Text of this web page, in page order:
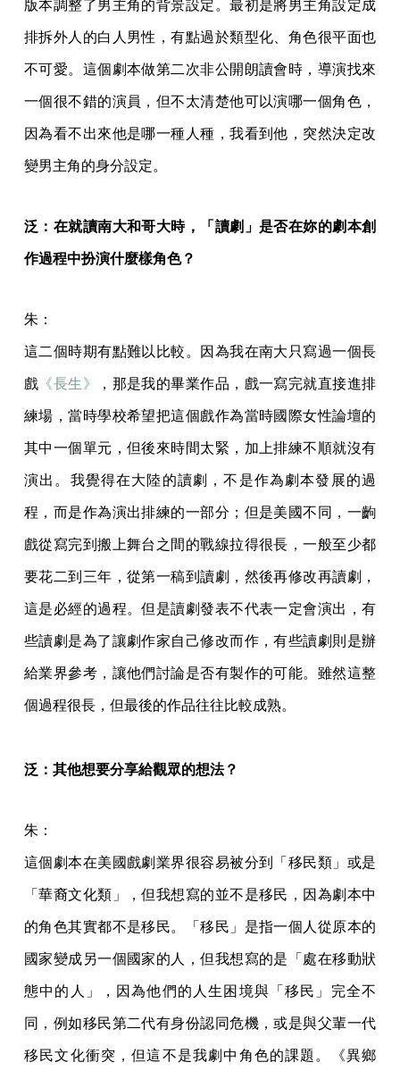
版本調整了男主角的背景設定。最初是將男主角設定成
排拆外人的白人男性，有點過於類型化、角色很平面也
不可愛。這個劇本做第二次非公開朗讀會時，導演找來
一個很不錯的演員，但不太清楚他可以演哪一個角色，
因為看不出來他是哪一種人種，我看到他，突然決定改
變男主角的身分設定。
泛：在就讀南大和哥大時，「讀劇」是否在妳的劇本創
作過程中扮演什麼樣角色？
朱：
這二個時期有點難以比較。因為我在南大只寫過一個長
戲 《長生》 ，那是我的畢業作品，戲一寫完就直接進排
練場，當時學校希望把這個戲作為當時國際女性論壇的
其中一個單元，但後來時間太緊，加上排練不順就沒有
演出。我覺得在大陸的讀劇，不是作為劇本發展的過
程，而是作為演出排練的一部分；但是美國不同，一齣
戲從寫完到搬上舞台之間的戰線拉得很長，一般至少都
要花二到三年，從第一稿到讀劇，然後再修改再讀劇，
這是必經的過程。但是讀劇發表不代表一定會演出，有
些讀劇是為了讓劇作家自己修改而作，有些讀劇則是辦
給業界參考，讓他們討論是否有製作的可能。雖然這整
個過程很長，但最後的作品往往比較成熟。
泛：其他想要分享給觀眾的想法？
朱：
這個劇本在美國戲劇業界很容易被分到「移民類」或是
「華裔文化類」，但我想寫的並不是移民，因為劇本中
的角色其實都不是移民。「移民」是指一個人從原本的
國家變成另一個國家的人，但我想寫的是「處在移動狀
態中的人」，因為他們的人生困境與「移民」完全不
同，例如移民第二代有身份認同危機，或是與父輩一代
移民文化衝突，但這不是我劇中角色的課題。《異鄉